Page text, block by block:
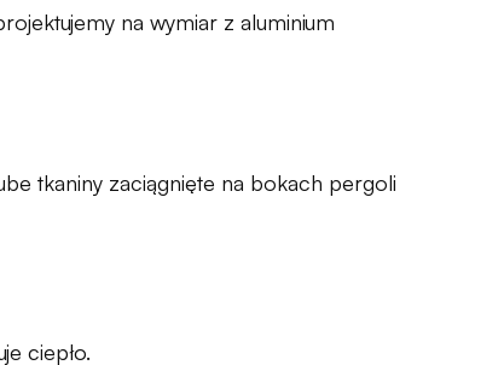
na wymiar z aluminium
tkaniny zaciągnięte na bokach pergoli
ciepło.